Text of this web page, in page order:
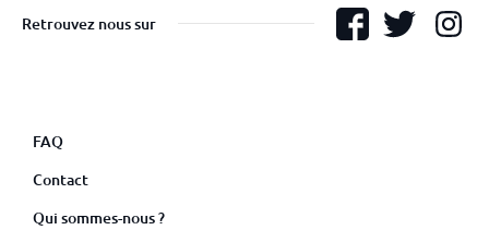
Retrouvez nous sur
FAQ
Contact
Qui sommes-nous ?